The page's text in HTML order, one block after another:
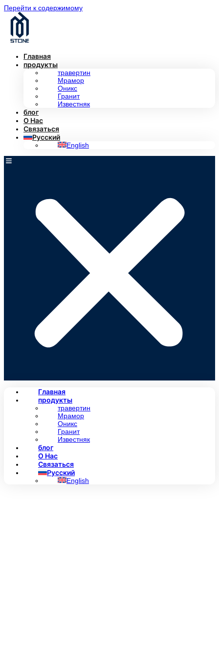
Перейти к содержимому
Главная
продукты
травертин
Мрамор
Оникс
Гранит
Известняк
блог
О Нас
Связаться
Русский
English
Главная
продукты
травертин
Мрамор
Оникс
Гранит
Известняк
блог
О Нас
Связаться
Русский
English